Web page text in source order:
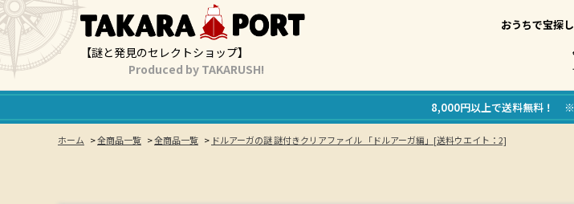
【謎と発見のセレクトショップ】
Produced by TAKARUSH!
おうちで宝探
8,000円以上で送料無料！ ※
ホーム >全商品一覧 >全商品一覧 > ドルアーガの謎 謎付きクリアファイル 「ドルアーガ編」[送料ウエイト：2]